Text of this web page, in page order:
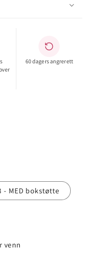
60 dagers angrerett
- MED bokstøtte
venn